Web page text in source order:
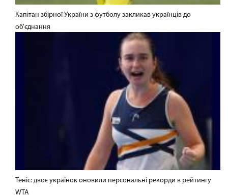
Капітан збірної України з футболу закликав українців до
об'єднання
Теніс: двоє українок оновили персональні рекорди в рейтингу
WTA